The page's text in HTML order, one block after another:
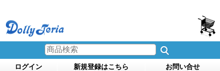
ログイン 新規登録はこちら お問い合せ